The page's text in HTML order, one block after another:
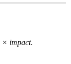
× impact.